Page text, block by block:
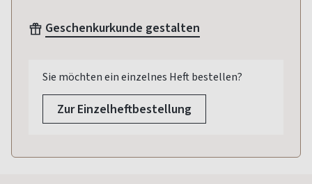
Geschenkurkunde gestalten
Sie möchten ein einzelnes Heft bestellen?
Zur Einzelheftbestellung